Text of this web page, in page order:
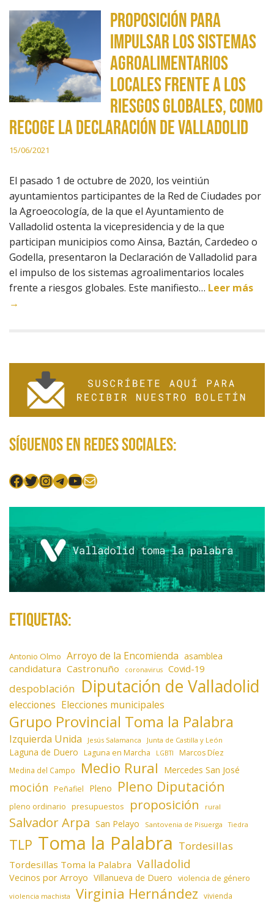
Proposición para
impulsar los sistemas
agroalimentarios
locales frente a los
riesgos globales, como
recoge la Declaración de Valladolid
15/06/2021
El pasado 1 de octubre de 2020, los veintiún
ayuntamientos participantes de la Red de Ciudades por
la Agroeocología, de la que el Ayuntamiento de
Valladolid ostenta la vicepresidencia y de la que
participan municipios como Ainsa, Baztán, Cardedeo o
Godella, presentaron la Declaración de Valladolid para
el impulso de los sistemas agroalimentarios locales
frente a riesgos globales. Este manifiesto… Leer más
→
Síguenos en redes sociales:
Facebook
Twitter
Instagram
Telegram
YouTube
Mail
Etiquetas:
Antonio Olmo Arroyo de la Encomienda asamblea
candidatura Castronuño coronavirus Covid-19
despoblación Diputación de Valladolid
elecciones Elecciones municipales
Grupo Provincial Toma la Palabra
Izquierda Unida Jesús Salamanca Junta de Castilla y León
Laguna de Duero Laguna en Marcha LGBTI Marcos Díez
Medina del Campo Medio Rural Mercedes San José
moción Peñafiel Pleno Pleno Diputación
pleno ordinario presupuestos proposición rural
Salvador Arpa San Pelayo Santovenia de Pisuerga Tiedra
TLP Toma la Palabra Tordesillas
Tordesillas Toma la Palabra Valladolid
Vecinos por Arroyo Villanueva de Duero violencia de género
violencia machista Virginia Hernández vivienda